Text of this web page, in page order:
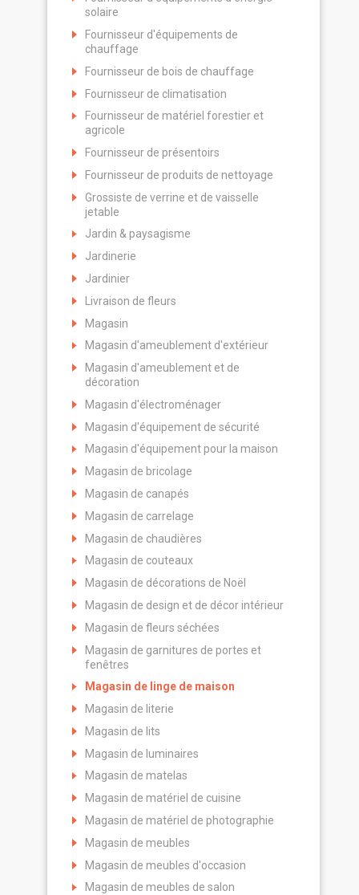
solaire
Fournisseur d'équipements de
chauffage
Fournisseur de bois de chauffage
Fournisseur de climatisation
Fournisseur de matériel forestier et
agricole
Fournisseur de présentoirs
Fournisseur de produits de nettoyage
Grossiste de verrine et de vaisselle
jetable
Jardin & paysagisme
Jardinerie
Jardinier
Livraison de fleurs
Magasin
Magasin d'ameublement d'extérieur
Magasin d'ameublement et de
décoration
Magasin d'électroménager
Magasin d'équipement de sécurité
Magasin d'équipement pour la maison
Magasin de bricolage
Magasin de canapés
Magasin de carrelage
Magasin de chaudières
Magasin de couteaux
Magasin de décorations de Noël
Magasin de design et de décor intérieur
Magasin de fleurs séchées
Magasin de garnitures de portes et
fenêtres
Magasin de linge de maison
Magasin de literie
Magasin de lits
Magasin de luminaires
Magasin de matelas
Magasin de matériel de cuisine
Magasin de matériel de photographie
Magasin de meubles
Magasin de meubles d'occasion
Magasin de meubles de salon